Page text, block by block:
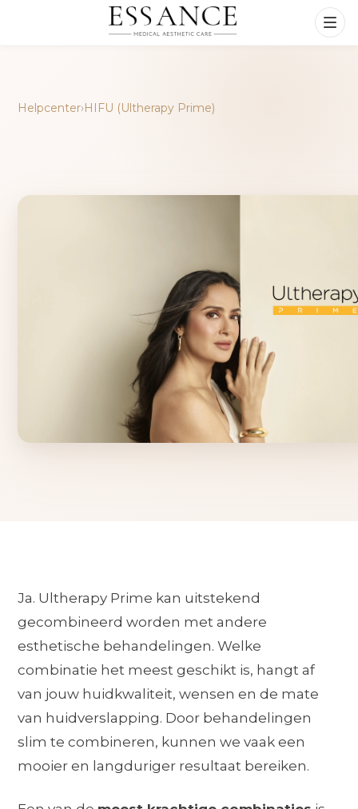
Helpcenter›HIFU (Ultherapy Prime)
Ja. Ultherapy Prime kan uitstekend
gecombineerd worden met andere
esthetische behandelingen. Welke
combinatie het meest geschikt is, hangt af
van jouw huidkwaliteit, wensen en de mate
van huidverslapping. Door behandelingen
slim te combineren, kunnen we vaak een
mooier en langduriger resultaat bereiken.